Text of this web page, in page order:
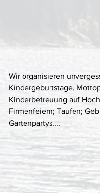
Wir organisieren
Kindergeburtstage,
Kinderbetreuung auf
Firmenfeiern; Taufen;
Gartenpartys....